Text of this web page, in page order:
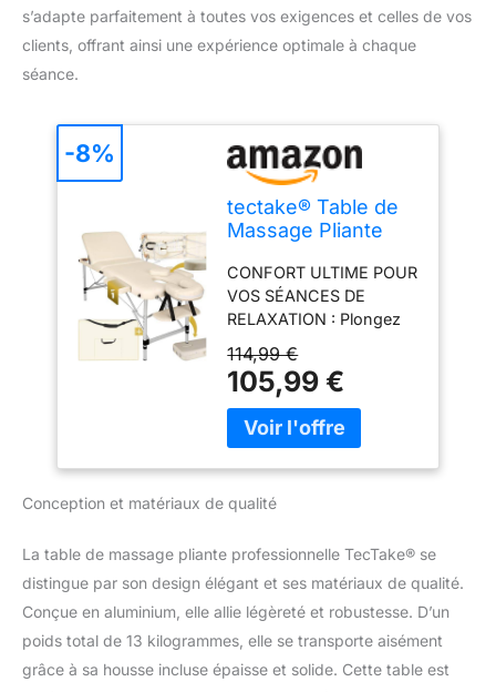
s’adapte parfaitement à toutes vos exigences et celles de vos
clients, offrant ainsi une expérience optimale à chaque
séance.
tectake® Table de
Massage Pliante
Zones Aluminium
Cosmetique Lit de
Massage Table
Esthetique
Tatouage Portable
avec Repose Bras,
Housse de
Transport Incluse
CONFORT ULTIME POUR
VOS SÉANCES DE
RELAXATION : Plongez
être avec notre table de
massage pliante, dotée
d'un rembourrage très
épais jusqu'à 5 cm pour
cellules fines de haute
en vinyle résistant à l'eau
et à l'huile promettent
une expérience de
massage et relaxation
inégalée, idéale pour le
reiki, le tatouage, ou
114,99 €
105,99 €
-8%
Conception et matériaux de qualité
La table de massage pliante professionnelle TecTake® se
distingue par son design élégant et ses matériaux de qualité.
Conçue en aluminium, elle allie légèreté et robustesse. D’un
poids total de 13 kilogrammes, elle se transporte aisément
grâce à sa housse incluse épaisse et solide. Cette table est